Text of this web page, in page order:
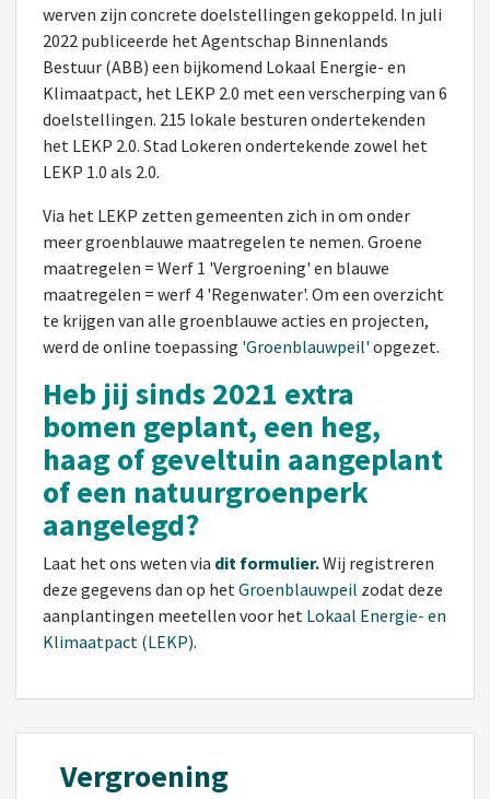
werven zijn concrete doelstellingen gekoppeld. In juli
2022 publiceerde het Agentschap Binnenlands
Bestuur (ABB) een bijkomend Lokaal Energie- en
Klimaatpact, het LEKP 2.0 met een verscherping van 6
doelstellingen. 215 lokale besturen ondertekenden
het LEKP 2.0. Stad Lokeren ondertekende zowel het
LEKP 1.0 als 2.0.
Via het LEKP zetten gemeenten zich in om onder
meer groenblauwe maatregelen te nemen. Groene
maatregelen = Werf 1 'Vergroening' en blauwe
maatregelen = werf 4 'Regenwater'. Om een overzicht
te krijgen van alle groenblauwe acties en projecten,
werd de online toepassing 'Groenblauwpeil'opgezet.
Heb jij sinds 2021 extra
bomen geplant, een heg,
haag of geveltuin aangeplant
of een natuurgroenperk
aangelegd?
Laat het ons weten via dit formulier.Wij registreren
deze gegevens dan op hetGroenblauwpeil zodat deze
aanplantingen meetellen voor het Lokaal Energie- en
Klimaatpact (LEKP).
Vergroening